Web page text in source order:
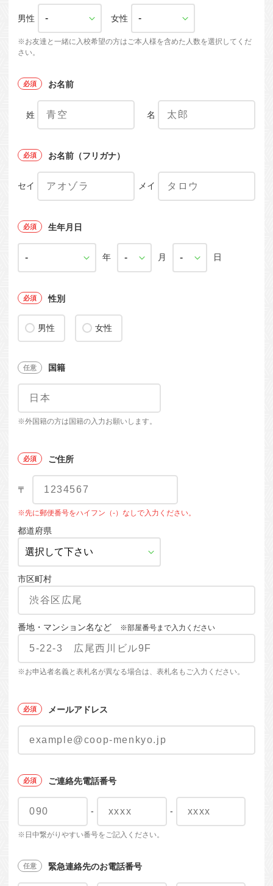
男性 女性
※お友達と一緒に入校希望の方はご本人様を含めた人数を選択してくだ
さい。
お名前
姓 名
お名前（フリガナ）
セイ メイ
生年月日
年 月 日
性別
男性 女性
国籍
※外国籍の方は国籍の入力お願いします。
ご住所
〒
※先に郵便番号をハイフン（-）なしで入力ください。
都道府県
市区町村
番地・マンション名など ※部屋番号まで入力ください
※お申込者名義と表札名が異なる場合は、表札名もご入力ください。
メールアドレス
ご連絡先電話番号
- -
※日中繋がりやすい番号をご記入ください。
緊急連絡先のお電話番号